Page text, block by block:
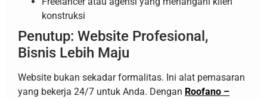
konstruksi
Penutup: Website Profesional,
Bisnis Lebih Maju
Website bukan sekadar formalitas. Ini alat pemasaran
yang bekerja 24/7 untuk Anda. Dengan Roofano –